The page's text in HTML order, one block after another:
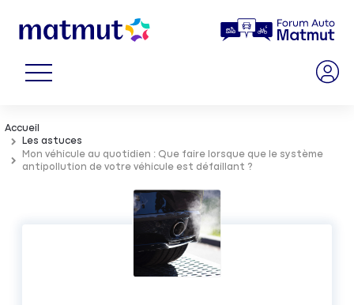
Accueil
Les astuces
Mon véhicule au quotidien : Que faire lorsque que le système
antipollution de votre véhicule est défaillant ?